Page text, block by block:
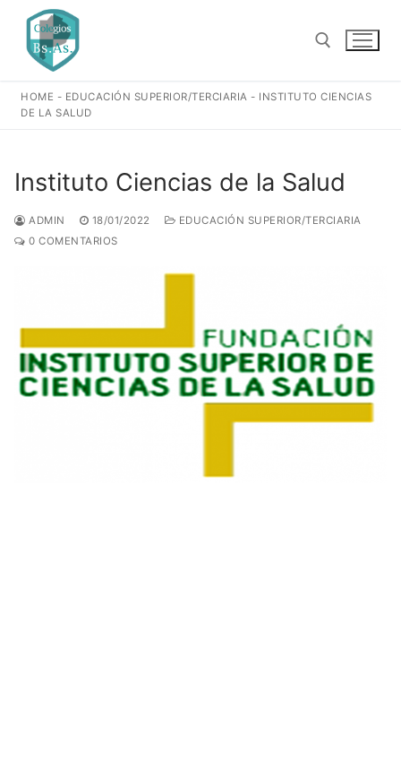
contenido
HOME - EDUCACIÓN SUPERIOR/TERCIARIA - INSTITUTO CIENCIAS
DE LA SALUD
Instituto Ciencias de la Salud
ADMIN 18/01/2022
EDUCACIÓN SUPERIOR/TERCIARIA
0 COMENTARIOS